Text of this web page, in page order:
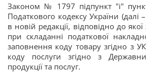
Законом № 1797 підпункт "і"
Податкового кодексу України (далі
в новій редакції, відповідно до
при складанні податкової
заповнення коду товару згідно з
коду послуги згідно з
продукції та послуг.